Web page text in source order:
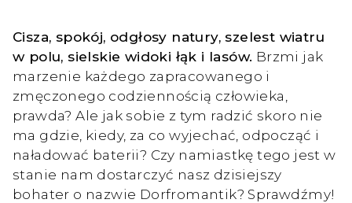
Cisza, spokój, odgłosy natury, szelest wiatru
w polu, sielskie widoki łąk i lasów. Brzmi jak
marzenie każdego zapracowanego i
zmęczonego codziennością człowieka,
prawda? Ale jak sobie z tym radzić skoro nie
ma gdzie, kiedy, za co wyjechać, odpocząć i
naładować baterii? Czy namiastkę tego jest w
stanie nam dostarczyć nasz dzisiejszy
bohater o nazwie Dorfromantik? Sprawdźmy!